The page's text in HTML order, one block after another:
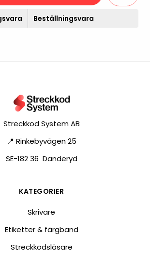
Beställningsvara
Streckkod System AB
📍 Rinkebyvägen 25
SE-182 36 Danderyd
KATEGORIER
Skrivare
Etiketter & färgband
Streckkodsläsare